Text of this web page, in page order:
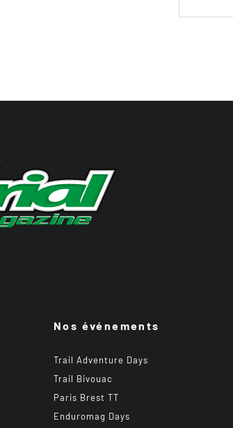
Nos événements
Trail Adventure Days
Trail Bivouac
Paris Brest TT
Enduromag Days